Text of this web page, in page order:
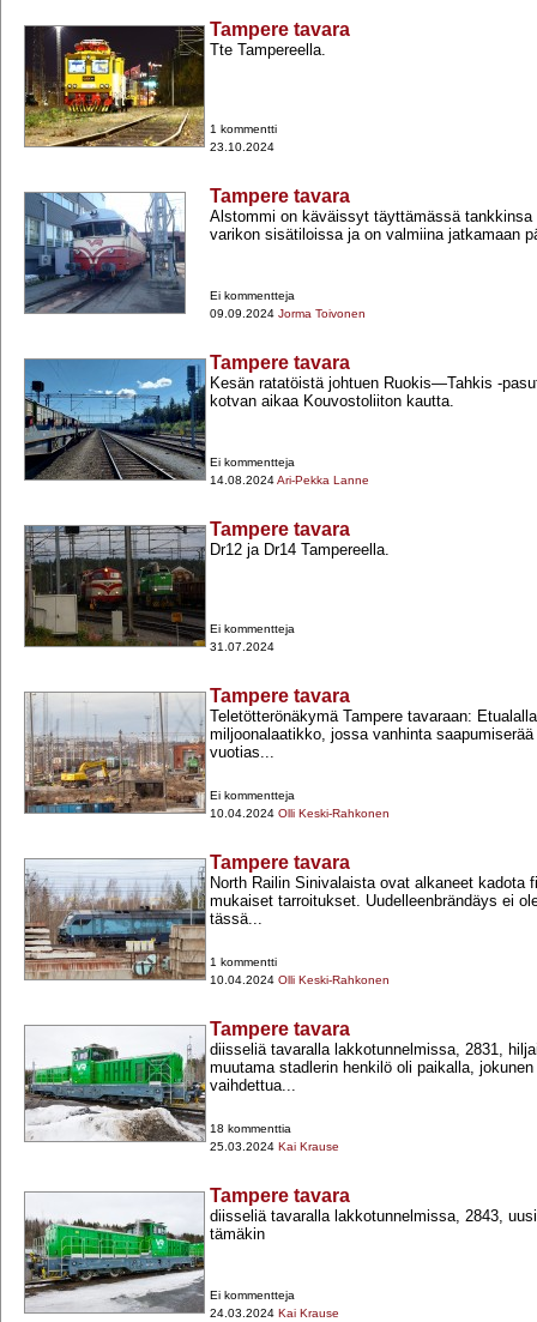
Tampere tavara
Tte Tampereella.
1 kommentti
23.10.2024
Tampere tavara
Alstommi on käväissyt täyttämässä tankkinsa
varikon sisätiloissa ja on valmiina jatkamaan
Ei kommentteja
09.09.2024 Jorma Toivonen
Tampere tavara
Kesän ratatöistä johtuen Ruokis―Tahkis -​
kotvan aikaa Kouvostoliiton kautta.
Ei kommentteja
14.08.2024Ari-Pekka Lanne
Tampere tavara
Dr12 ja Dr14 Tampereella.
Ei kommentteja
31.07.2024
Tampere tavara
Teletötterönäkymä Tampere tavaraan:
miljoonalaatikko, jossa vanhinta
vuotias...
Ei kommentteja
10.04.2024 Olli Keski-Rahkonen
Tampere tavara
North Railin Sinivalaista ovat alkaneet kadota
mukaiset tarroitukset. Uudelleenbrändäys ei
tässä...
1 kommentti
10.04.2024 Olli Keski-Rahkonen
Tampere tavara
diisseliä tavaralla lakkotunnelmissa, 2831,
muutama stadlerin henkilö oli paikalla,
vaihdettua...
18 kommenttia
25.03.2024 Kai Krause
Tampere tavara
diisseliä tavaralla lakkotunnelmissa, 2843,
tämäkin
Ei kommentteja
24.03.2024 Kai Krause